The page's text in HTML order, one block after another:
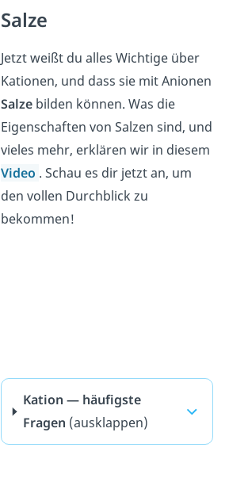
Salze
Jetzt weißt du alles Wichtige über
Kationen, und dass sie mit Anionen
Salzebilden können. Was die
Eigenschaften von Salzen sind, und
vieles mehr, erklären wir in diesem
Video . Schau es dir jetzt an, um
den vollen Durchblick zu
bekommen!
Kation — häufigste
Fragen (ausklappen)